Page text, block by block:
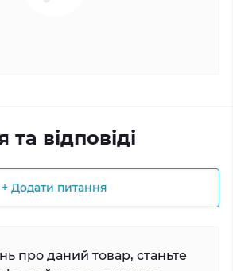
відповіді
+ Додати питання
про даний товар, станьте